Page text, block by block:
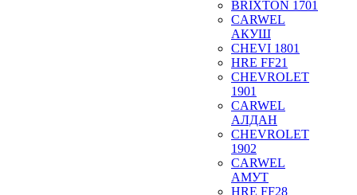
BRIXTON 1701
CARWEL
АКУШ
CHEVI 1801
HRE FF21
CHEVROLET
1901
CARWEL
АЛДАН
CHEVROLET
1902
CARWEL
АМУТ
HRE FF28